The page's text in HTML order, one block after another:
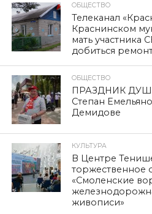
SHARE TWEET SHARE
Вот и наступило 1 сентября